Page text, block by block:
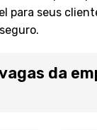
para seus
da